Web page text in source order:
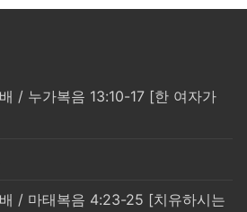
/ 누가복음 13:10-17 [한 여자가
/ 마태복음 4:23-25 [치유하시는